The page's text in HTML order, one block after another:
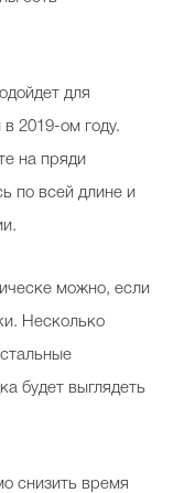
для
2019-ом году.
на пряди
по всей длине и
можно, если
Несколько
будет выглядеть
снизить время